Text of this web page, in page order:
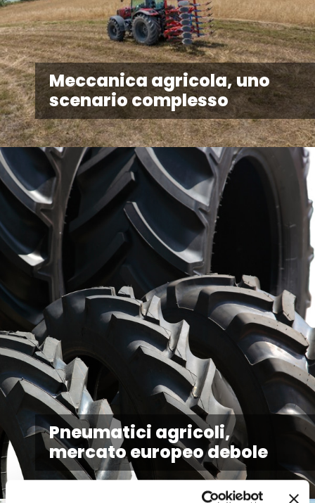
Meccanica agricola, uno
scenario complesso
Pneumatici agricoli,
mercato europeo debole